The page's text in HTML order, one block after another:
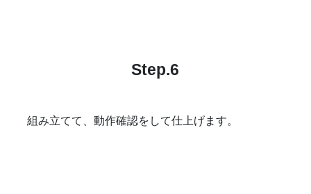
Step.6
組み立てて、動作確認をして仕上げます。